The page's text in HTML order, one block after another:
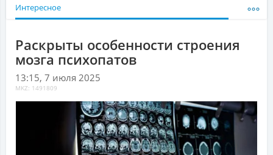
Интересное
Раскрыты особенности строения
мозга психопатов
13:15, 7 июля 2025
MKZ: 1491809